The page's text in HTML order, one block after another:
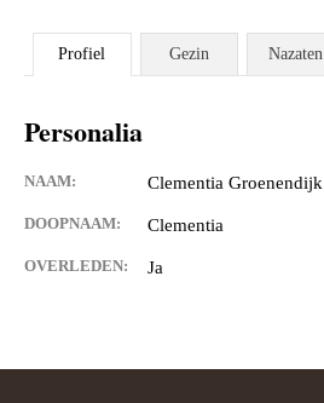
Profiel Gezin Nazaten
Personalia
NAAM: Clementia Groenendijk
DOOPNAAM: Clementia
OVERLEDEN: Ja